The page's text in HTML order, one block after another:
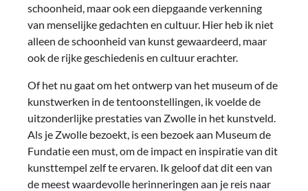
schoonheid, maar ook een diepgaande verkenning
van menselijke gedachten en cultuur. Hier heb ik niet
alleen de schoonheid van kunst gewaardeerd, maar
ook de rijke geschiedenis en cultuur erachter.
Of het nu gaat om het ontwerp van het museum of de
kunstwerken in de tentoonstellingen, ik voelde de
uitzonderlijke prestaties van Zwolle in het kunstveld.
Als je Zwolle bezoekt, is een bezoek aan Museum de
Fundatie een must, om de impact en inspiratie van dit
kunsttempel zelf te ervaren. Ik geloof dat dit een van
de meest waardevolle herinneringen aan je reis naar